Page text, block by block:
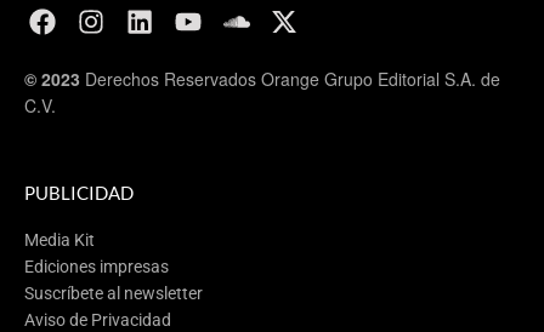
© 2023 Derechos Reservados Orange Grupo Editorial S.A. de
C.V.
PUBLICIDAD
Media Kit
Ediciones impresas
Suscríbete al newsletter
Aviso de Privacidad